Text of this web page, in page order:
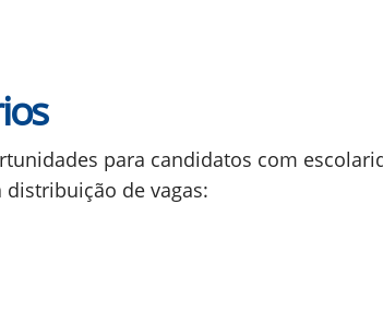
para candidatos com
de vagas: